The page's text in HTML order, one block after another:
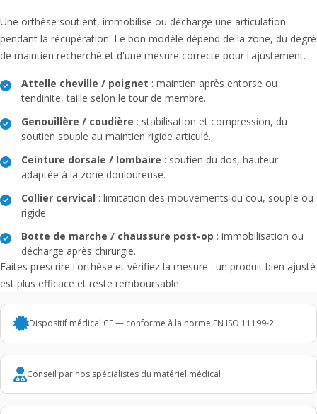
Une orthèse soutient, immobilise ou décharge une articulation
pendant la récupération. Le bon modèle dépend de la zone, du degré
de maintien recherché et d'une mesure correcte pour l'ajustement.
Attelle cheville / poignet : maintien après entorse ou
tendinite, taille selon le tour de membre.
Genouillère / coudière : stabilisation et compression, du
soutien souple au maintien rigide articulé.
Ceinture dorsale / lombaire : soutien du dos, hauteur
adaptée à la zone douloureuse.
Collier cervical : limitation des mouvements du cou, souple ou
rigide.
Botte de marche / chaussure post-op : immobilisation ou
décharge après chirurgie.
Faites prescrire l'orthèse et vérifiez la mesure : un produit bien ajusté
est plus efficace et reste remboursable.
Dispositif médical CE — conforme à la norme EN ISO 11199-2
Conseil par nos spécialistes du matériel médical